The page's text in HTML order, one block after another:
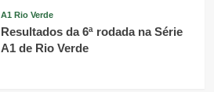
A1 Rio Verde
Resultados da 6ª rodada na Série
A1 de Rio Verde